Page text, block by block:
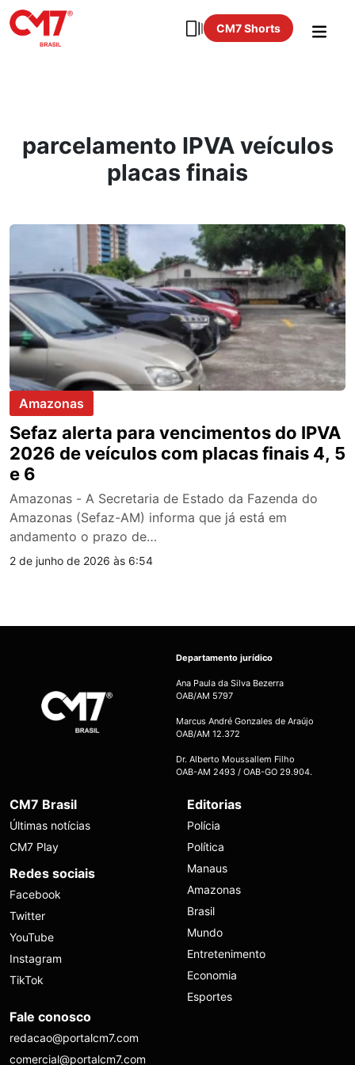
CM7 Shorts
parcelamento IPVA veículos
placas finais
Amazonas
Sefaz alerta para vencimentos do IPVA
2026 de veículos com placas finais 4, 5
e 6
Amazonas - A Secretaria de Estado da Fazenda do
Amazonas (Sefaz-AM) informa que já está em
andamento o prazo de…
2 de junho de 2026 às 6:54
Departamento jurídico
Ana Paula da Silva Bezerra
OAB/AM 5797
Marcus André Gonzales de Araújo
OAB/AM 12.372
Dr. Alberto Moussallem Filho
OAB-AM 2493 / OAB-GO 29.904.
CM7 Brasil
Últimas notícias
CM7 Play
Redes sociais
Facebook
Twitter
YouTube
Instagram
TikTok
Editorias
Polícia
Política
Manaus
Amazonas
Brasil
Mundo
Entretenimento
Economia
Esportes
Fale conosco
redacao@portalcm7.com
comercial@portalcm7.com